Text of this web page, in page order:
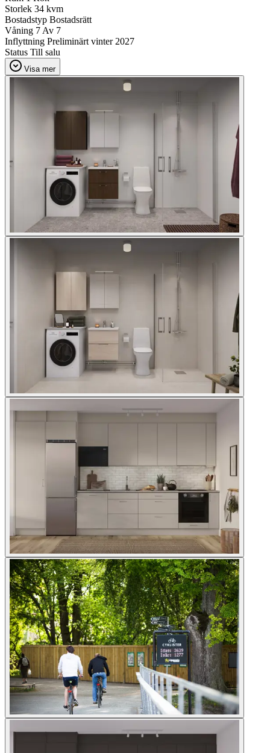
Storlek 34 kvm
Bostadstyp Bostadsrätt
Våning 7 Av 7
Inflyttning Preliminärt vinter 2027
Status Till salu
Visa mer